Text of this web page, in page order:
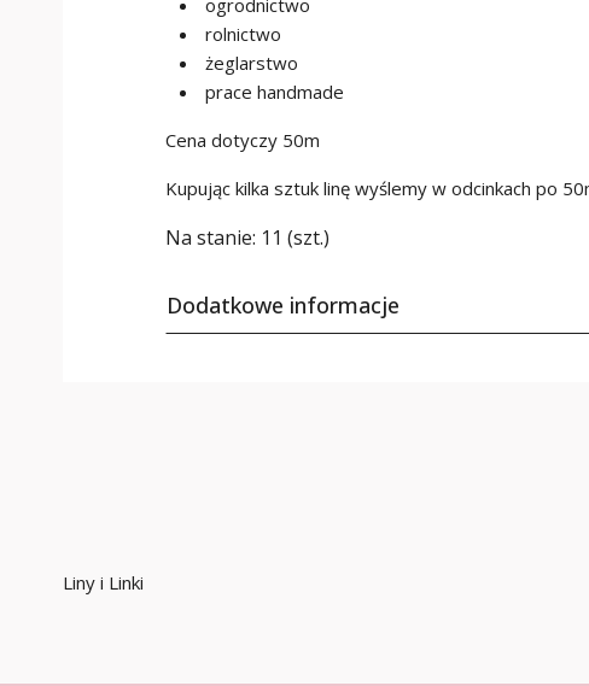
ogrodnictwo
rolnictwo
żeglarstwo
prace handmade
Cena dotyczy 50m
Kupując kilka sztuk linę wyślemy w odcinkach po
Na stanie: 11 (szt.)
Dodatkowe informacje
Liny i Linki